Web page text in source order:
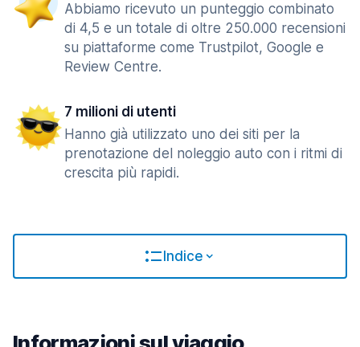
Abbiamo ricevuto un punteggio combinato
di 4,5 e un totale di oltre 250.000 recensioni
su piattaforme come Trustpilot, Google e
Review Centre.
7 milioni di utenti
Hanno già utilizzato uno dei siti per la
prenotazione del noleggio auto con i ritmi di
crescita più rapidi.
Indice